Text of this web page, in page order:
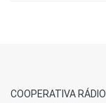
COOPERATIVA